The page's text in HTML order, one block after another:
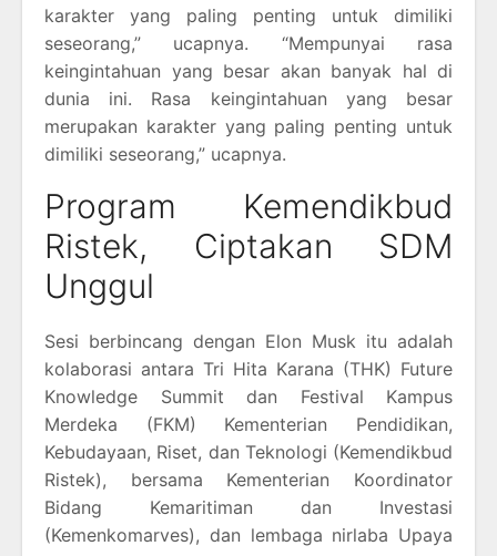
karakter yang paling penting untuk dimiliki
seseorang,” ucapnya. “Mempunyai rasa
keingintahuan yang besar akan banyak hal di
dunia ini. Rasa keingintahuan yang besar
merupakan karakter yang paling penting untuk
dimiliki seseorang,” ucapnya.
Program Kemendikbud
Ristek, Ciptakan SDM
Unggul
Sesi berbincang dengan Elon Musk itu adalah
kolaborasi antara Tri Hita Karana (THK) Future
Knowledge Summit dan Festival Kampus
Merdeka (FKM) Kementerian Pendidikan,
Kebudayaan, Riset, dan Teknologi (Kemendikbud
Ristek), bersama Kementerian Koordinator
Bidang Kemaritiman dan Investasi
(Kemenkomarves), dan lembaga nirlaba Upaya